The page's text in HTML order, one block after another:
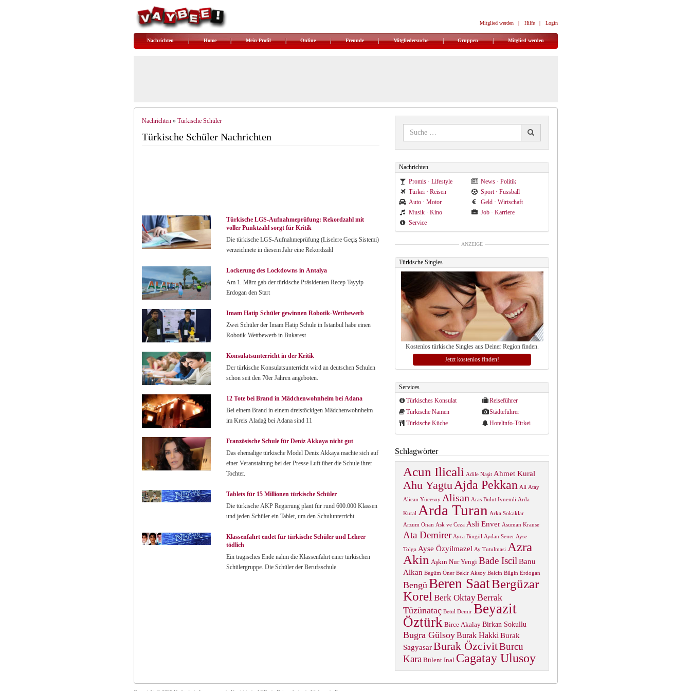
Mitglied werden | Hilfe | Login
Nachrichten Home Mein Profil Online Freunde Mitgliedersuche Gruppen Mitglied werden
Nachrichten» Türkische Schüler
Türkische Schüler Nachrichten
Türkische LGS-Aufnahmeprüfung: Rekordzahl mit
voller Punktzahl sorgt für Kritik
Die türkische LGS-Aufnahmeprüfung (Liselere Geçiş Sistemi)
verzeichnete in diesem Jahr eine Rekordzahl
Lockerung des Lockdowns in Antalya
Am 1. März gab der türkische Präsidenten Recep Tayyip
Erdogan den Start
Imam Hatip Schüler gewinnen Robotik-Wettbewerb
Zwei Schüler der Imam Hatip Schule in Istanbul habe einen
Robotik-Wettbewerb in Bukarest
Konsulatsunterricht in der Kritik
Der türkische Konsulatsunterricht wird an deutschen Schulen
schon seit den 70er Jahren angeboten.
12 Tote bei Brand in Mädchenwohnheim bei Adana
Bei einem Brand in einem dreistöckigen Mädchenwohnheim
im Kreis Aladağ bei Adana sind 11
Französische Schule für Deniz Akkaya nicht gut
Das ehemalige türkische Model Deniz Akkaya machte sich auf
einer Veranstaltung bei der Presse Luft über die Schule ihrer
Tochter.
Tablets für 15 Millionen türkische Schüler
Die türkische AKP Regierung plant für rund 600.000 Klassen
und jeden Schüler ein Tablet, um den Schulunterricht
Klassenfahrt endet für türkische Schüler und Lehrer
tödlich
Ein tragisches Ende nahm die Klassenfahrt einer türkischen
Schülergruppe. Die Schüler der Berufsschule
Nachrichten
Promis · Lifestyle
News · Politik
Türkei · Reisen
Sport · Fussball
Auto · Motor
Geld · Wirtschaft
Musik · Kino
Job · Karriere
Service
ANZEIGE
Türkische Singles
Kostenlos türkische Singles aus Deiner Region finden.
Jetzt kostenlos finden!
Services
Türkisches Konsulat
Reiseführer
Türkische Namen
Städteführer
Türkische Küche
Hotelinfo-Türkei
Schlagwörter
Acun Ilicali Adile Naşit Ahmet Kural
Ahu Yagtu Ajda Pekkan Ali Atay
Alican Yücesoy Alisan Aras Bulut Iynemli Arda
Kural Arda Turan Arka Sokaklar
Arzum Onan Ask ve Ceza Asli Enver Asuman Krause
Ata Demirer Ayca Bingöl Aydan Sener Ayse
Tolga Ayse Özyilmazel Ay Tutulmasi Azra
Akin Aşkın Nur Yengi Bade Iscil Banu
Alkan Begüm Öner Bekir Aksoy Belcin Bilgin Erdogan
BengüBeren SaatBergüzar
Korel Berk OktayBerrak
Tüzünataç Betül Demir Beyazit
Öztürk Birce Akalay Birkan Sokullu
Bugra GülsoyBurak Hakki Burak
Sagyasar Burak ÖzcivitBurcu
Kara Bülent Inal Cagatay Ulusoy